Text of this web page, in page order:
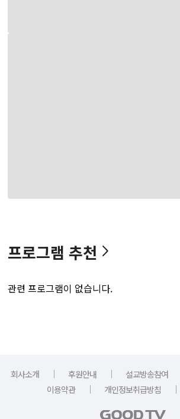
프로그램 추천
관련 프로그램이 없습니다.
회사소개 ｜ 후원안내 ｜ 설교방송참여
이용약관
｜ 개인정보취급방침 ｜